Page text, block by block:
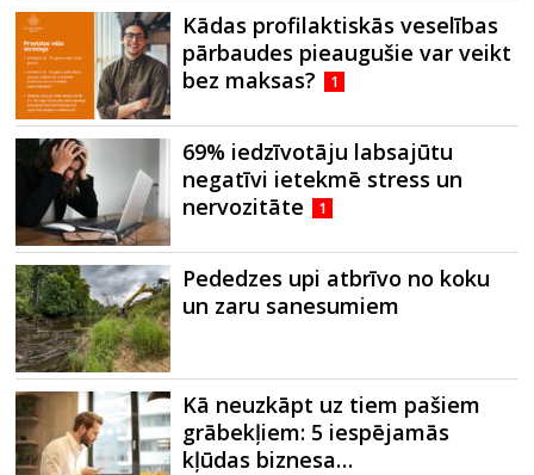
Kādas profilaktiskās veselības
pārbaudes pieaugušie var veikt
bez maksas?
1
69% iedzīvotāju labsajūtu
negatīvi ietekmē stress un
nervozitāte
1
Pededzes upi atbrīvo no koku
un zaru sanesumiem
Kā neuzkāpt uz tiem pašiem
grābekļiem: 5 iespējamās
kļūdas biznesa…